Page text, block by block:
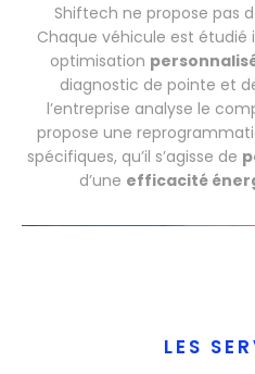
Shiftech ne propose pas
Chaque véhicule est
optimisation
diagnostic de pointe et
l’entreprise analyse le
propose une
spécifiques, qu’il s’agisse de
d’une efficacité
LES